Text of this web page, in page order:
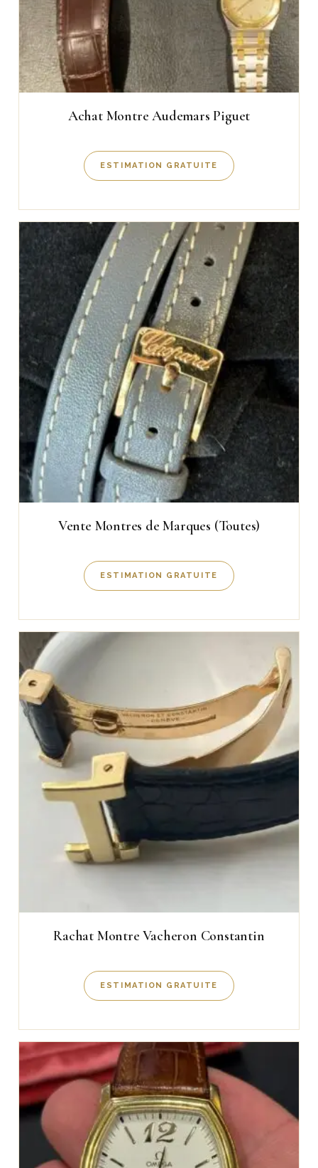
Achat Montre Audemars Piguet
ESTIMATION GRATUITE
Vente Montres de Marques (Toutes)
ESTIMATION GRATUITE
Rachat Montre Vacheron Constantin
ESTIMATION GRATUITE